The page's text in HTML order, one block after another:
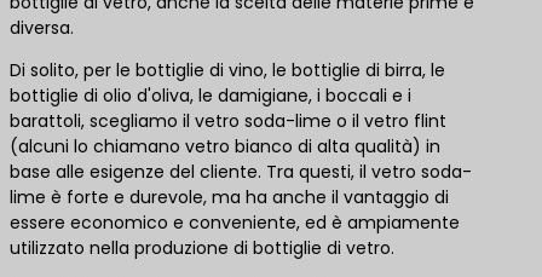
diversa.
Di solito, per le bottiglie di vino, le bottiglie di birra, le
bottiglie di olio d'oliva, le damigiane, i boccali e i
barattoli, scegliamo il vetro soda-lime o il vetro flint
(alcuni lo chiamano vetro bianco di alta qualità) in
base alle esigenze del cliente. Tra questi, il vetro soda-
lime è forte e durevole, ma ha anche il vantaggio di
essere economico e conveniente, ed è ampiamente
utilizzato nella produzione di bottiglie di vetro.